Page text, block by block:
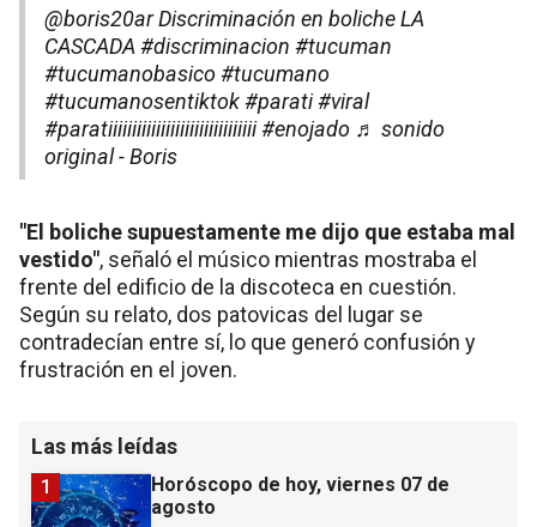
@boris20arDiscriminación en boliche LA
CASCADA #discriminacion #tucuman
#tucumanobasico#tucumano
#tucumanosentiktok#parati#viral
#paratiiiiiiiiiiiiiiiiiiiiiiiiiiiiiii#enojado ♬ sonido
original - Boris
"El boliche supuestamente me dijo que estaba mal
vestido", señaló el músico mientras mostraba el
frente del edificio de la discoteca en cuestión.
Según su relato, dos patovicas del lugar se
contradecían entre sí, lo que generó confusión y
frustración en el joven.
Las más leídas
Horóscopo de hoy, viernes 07 de
agosto
1